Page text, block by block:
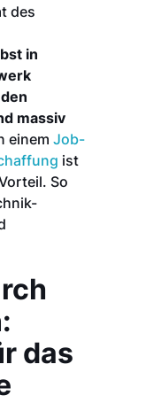
des
in
massiv
einem Job-
ist
So
das